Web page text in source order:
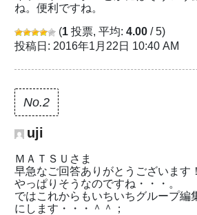
ね。便利ですね。
(1 投票, 平均: 4.00 / 5)
投稿日: 2016年1月22日 10:40 AM
No.2
uji
ＭＡＴＳＵさま
早急なご回答ありがとうございます
やっぱりそうなのですね・・・。
ではこれからもいちいちグループ編
にします・・・＾＾；